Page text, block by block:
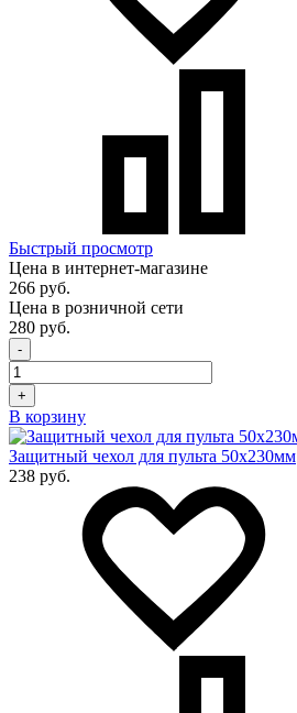
Быстрый просмотр
Цена в интернет-магазине
266 руб.
Цена в розничной сети
280 руб.
-
+
В корзину
Защитный чехол для пульта 50x230мм
238 руб.